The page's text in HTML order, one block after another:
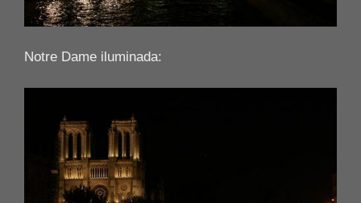
Notre Dame iluminada: